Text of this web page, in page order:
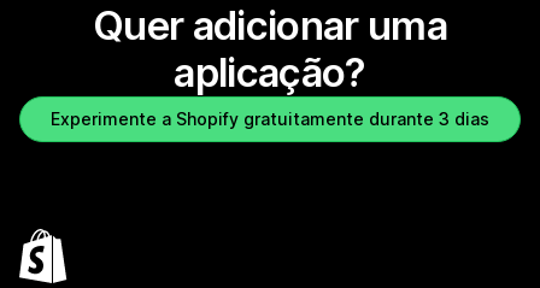
Quer adicionar uma
aplicação?
Experimente a Shopify gratuitamente durante 3 dias